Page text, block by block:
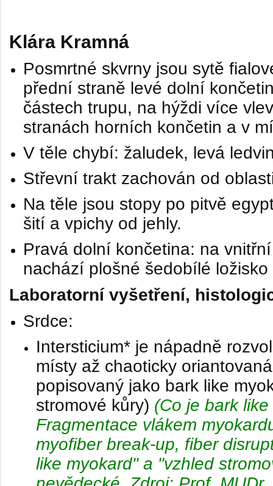
Klára Kramná
Posmrtné skvrny jsou sytě
přední straně levé dolní
částech trupu, na hýždi více
stranách horních končetin a v
V těle chybí: žaludek, levá
Střevní trakt zachován od
Na těle jsou stopy po pitvě
šití a vpichy od jehly.
Pravá dolní končetina: na
nachází plošné šedobílé ložisko
Laboratorní vyšetření,
Srdce:
Intersticium* je nápadně
místy až chaoticky
popisovaný jako bark like
stromové kůry) (Co jebark
Fragmentace vlákem
myofiber break-up, fiber
like myokard" a "vzhled